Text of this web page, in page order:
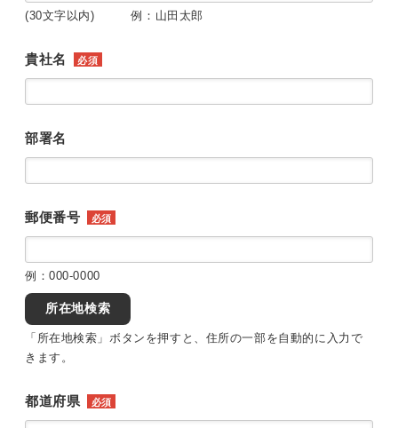
(30文字以内) 例：山田太郎
貴社名 必須
部署名
郵便番号 必須
例：000-0000
所在地検索
「所在地検索」ボタンを押すと、住所の一部を自動的に入力で
きます。
都道府県 必須